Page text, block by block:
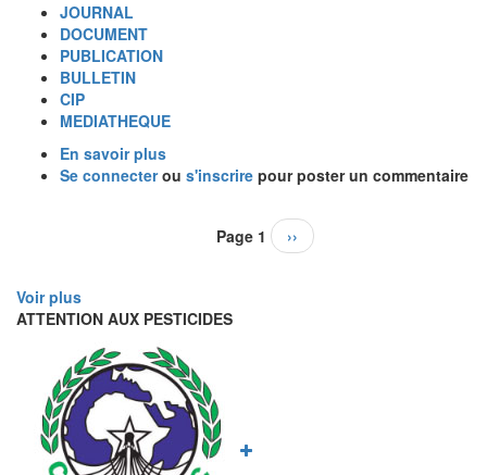
JOURNAL
DOCUMENT
PUBLICATION
BULLETIN
CIP
MEDIATHEQUE
En savoir plus
BULLETIN
SPECIALE
Se connecterou s'inscrire pour poster un commentaire
Page 1
Page
suivante
››
Voir plus
ATTENTION AUX PESTICIDES